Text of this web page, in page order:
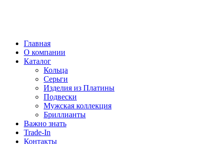
Главная
О компании
Каталог
Кольца
Серьги
Изделия из Платины
Подвески
Мужская коллекция
Бриллианты
Важно знать
Trade-In
Контакты